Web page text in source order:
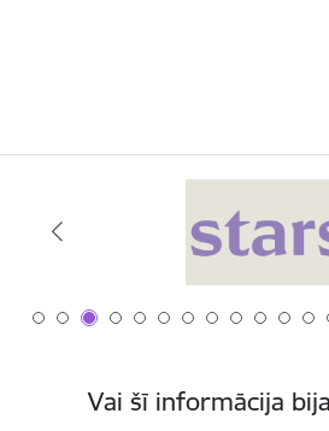
Vai šī informācija